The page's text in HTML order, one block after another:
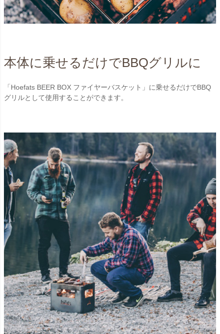
本体に乗せるだけでBBQグリルに
「Hoefats BEER BOX ファイヤーバスケット」に乗せるだけでBBQ
グリルとして使用することができます。